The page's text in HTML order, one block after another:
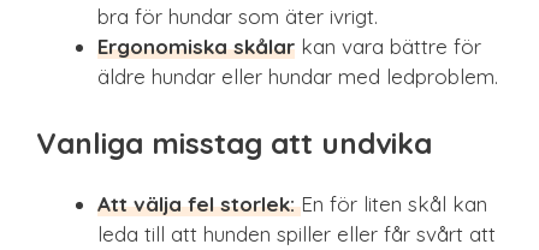
bra för hundar som äter ivrigt.
Ergonomiska skålar kan vara bättre för
äldre hundar eller hundar med ledproblem.
Vanliga misstag att undvika
Att välja fel storlek:En för liten skål kan
leda till att hunden spiller eller får svårt att